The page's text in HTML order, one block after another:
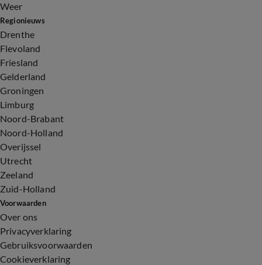
Weer
Regionieuws
Drenthe
Flevoland
Friesland
Gelderland
Groningen
Limburg
Noord-Brabant
Noord-Holland
Overijssel
Utrecht
Zeeland
Zuid-Holland
Voorwaarden
Over ons
Privacyverklaring
Gebruiksvoorwaarden
Cookieverklaring